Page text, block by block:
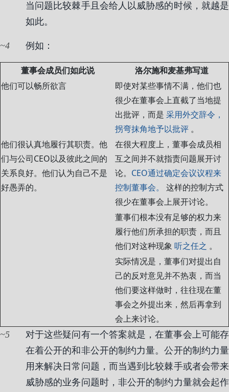
当问题比较棘手且会给人以威胁感的时候，就越是
如此。
4 例如：
董事会成员们如此说
洛尔施和麦基弗写道
他们可以畅所欲言
即使对某些事情不满，他们也
很少在董事会上直截了当地提
出批评，而是 采用外交辞令，
拐弯抹角地予以批评 。
他们很认真地履行其职责。他
们与公司CEO以及彼此之间的
关系良好。他们认为自己不是
好愚弄的。
在很大程度上，董事会成员相
互之间并不就指责问题展开讨
论。 CEO通过确定会议议程来
控制董事会。
这样的控制方式
很少在董事会上展开讨论。
董事们根本没有足够的权力来
履行他们所承担的职责，而且
他们对这种现象 听之任之 。
实际情况是，董事们对提出自
己的反对意见并不热衷，而当
他们要这样做时，往往现在董
事会之外提出来，然后再拿到
会上来讨论。
5
对于这些疑问有一个答案就是，在董事会上可能存
在着公开的和非公开的制约力量。公开的制约力量
用来解决日常问题，而当遇到比较棘手或者会带来
威胁感的业务问题时，非公开的制约力量就会起作